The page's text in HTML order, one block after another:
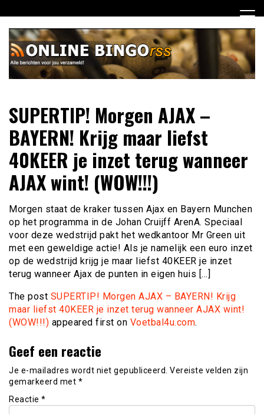
naar
inhoud
Online Bingo RSS
verzameld
SUPERTIP! Morgen AJAX –
BAYERN! Krijg maar liefst
40KEER je inzet terug wanneer
AJAX wint! (WOW!!!)
Morgen staat de kraker tussen Ajax en Bayern Munchen
op het programma in de Johan Cruijff ArenA. Speciaal
voor deze wedstrijd pakt het wedkantoor Mr Green uit
met een geweldige actie! Als je namelijk een euro inzet
op de wedstrijd krijg je maar liefst 40KEER je inzet
terug wanneer Ajax de punten in eigen huis […]
The post SUPERTIP! Morgen AJAX – BAYERN! Krijg
maar liefst 40KEER je inzet terug wanneer AJAX wint!
(WOW!!!) appeared first on Voetbal4u.com.
Geef een reactie
Je e-mailadres wordt niet gepubliceerd. Vereiste velden zijn
gemarkeerd met *
Reactie *